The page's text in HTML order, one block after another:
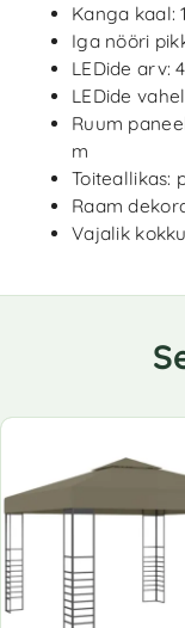
Kanga kaal:
Iga nööri
LEDide arv:
LEDide
Ruum
m
Toiteallikas:
Raam
Vajalik